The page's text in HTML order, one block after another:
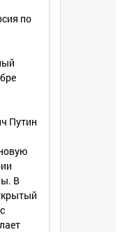
по
Путин
В